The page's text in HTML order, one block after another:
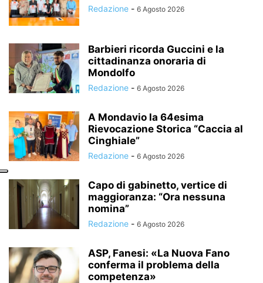
Redazione - 6 Agosto 2026
Barbieri ricorda Guccini e la
cittadinanza onoraria di
Mondolfo
Redazione - 6 Agosto 2026
A Mondavio la 64esima
Rievocazione Storica “Caccia al
Cinghiale”
Redazione - 6 Agosto 2026
Capo di gabinetto, vertice di
maggioranza: “Ora nessuna
nomina”
Redazione - 6 Agosto 2026
ASP, Fanesi: «La Nuova Fano
conferma il problema della
competenza»